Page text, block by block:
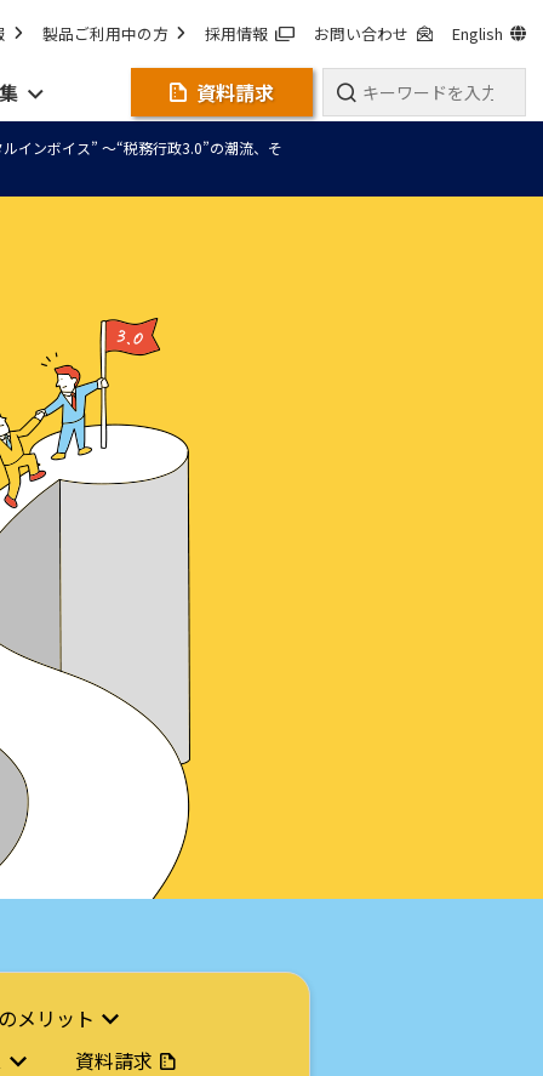
製品ご利用中の方 採用情報 お問い合わせ English
資料請求
インボイス” ～“税務行政3.0”の潮流、そ
メリット
資料請求